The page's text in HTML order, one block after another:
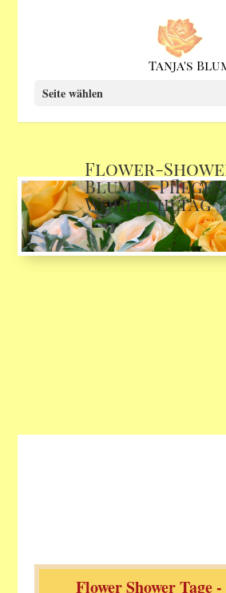
Seite wählen
Flower-
Blumig-
Wohlfühltag
Flower Shower Tage